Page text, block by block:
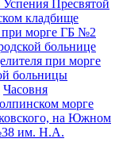
Пресвятой
кладбище
при морге ГБ №2
больнице
при морге
больницы
Часовня
морге
на Южном
им. Н.А.